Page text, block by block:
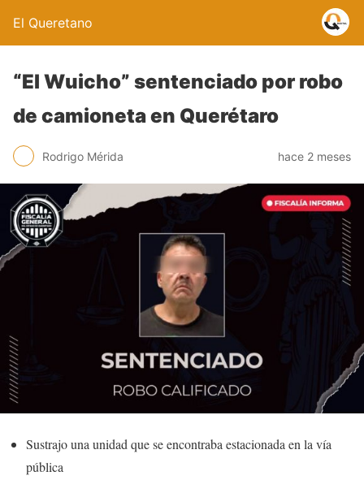
El Queretano
“El Wuicho” sentenciado por robo
de camioneta en Querétaro
Rodrigo Mérida hace 2 meses
Sustrajo una unidad que se encontraba estacionada en la vía
pública